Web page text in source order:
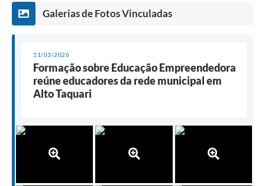
Galerias de Fotos Vinculadas
11/03/2026
Formação sobre Educação Empreendedora
reúne educadores da rede municipal em
Alto Taquari